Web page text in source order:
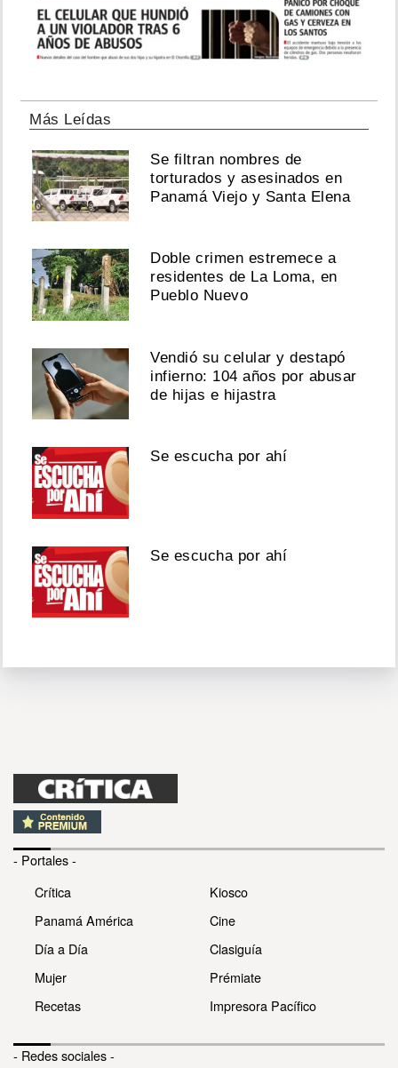
Más Leídas
Se filtran nombres de
torturados y asesinados en
Panamá Viejo y Santa Elena
Doble crimen estremece a
residentes de La Loma, en
Pueblo Nuevo
Vendió su celular y destapó
infierno: 104 años por abusar
de hijas e hijastra
Se escucha por ahí
Se escucha por ahí
- Portales -
Crítica
Panamá América
Día a Día
Mujer
Recetas
Kiosco
Cine
Clasiguía
Prémiate
Impresora Pacífico
- Redes sociales -